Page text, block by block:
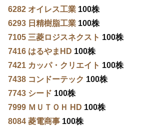
6282 オイレス工業 100株
6293 日精樹脂工業 100株
7105 三菱ロジスネクスト 100株
7416 はるやまHD 100株
7421 カッパ・クリエイト 100株
7438 コンドーテック 100株
7743 シード 100株
7999 ＭＵＴＯＨ HD 100株
8084 菱電商事 100株